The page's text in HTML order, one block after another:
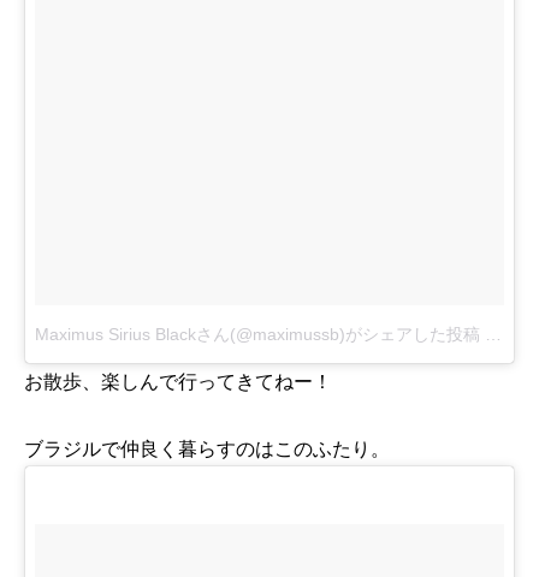
Maximus Sirius Blackさん(@maximussb)がシェアした投稿
お散歩、楽しんで行ってきてねー！
ブラジルで仲良く暮らすのはこのふたり。